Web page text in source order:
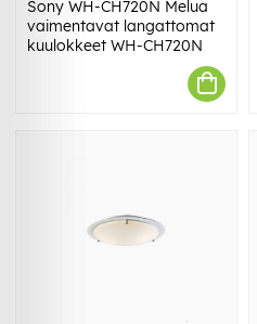
Sony WH-CH720N Melua
vaimentavat langattomat
kuulokkeet WH-CH720N